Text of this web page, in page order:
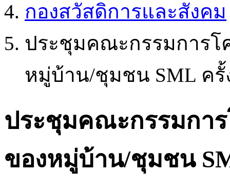
กองสวัสดิการและสังคม
ประชุมคณะกรรมการ
หมู่บ้าน/ชุมชน SML ครั้
ประชุมคณะกรรมกา
ของหมู่บ้าน/ชุมชน